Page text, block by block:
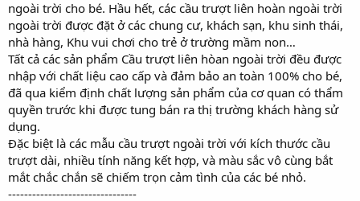
ngoài trời cho bé. Hầu hết, các cầu trượt liên hoàn ngoài trời
ngoài trời được đặt ở các chung cư, khách sạn, khu sinh thái,
nhà hàng, Khu vui chơi cho trẻ ở trường mầm non…
Tất cả các sản phẩm Cầu trượt liên hòan ngoài trời đều được
nhập với chất liệu cao cấp và đảm bảo an toàn 100% cho bé,
đã qua kiểm định chất lượng sản phẩm của cơ quan có thẩm
quyền trước khi được tung bán ra thị trường khách hàng sử
dụng.
Đặc biệt là các mẫu cầu trượt ngoài trời với kích thước cầu
trượt dài, nhiều tính năng kết hợp, và màu sắc vô cùng bắt
mắt chắc chắn sẽ chiếm trọn cảm tình của các bé nhỏ.
--------------------------------